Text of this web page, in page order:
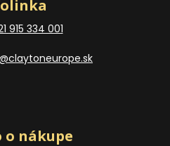
915 334 001
o nákupe